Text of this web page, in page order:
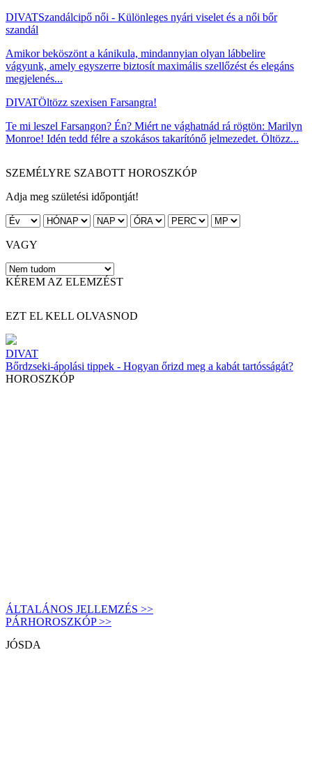
DIVATSzandálcipő női - Különleges nyári viselet és a női bőr
szandál
Amikor beköszönt a kánikula, mindannyian olyan lábbelire
vágyunk, amely egyszerre biztosít maximális szellőzést és elegáns
megjelenés...
DIVATÖltözz szexisen Farsangra!
Te mi leszel Farsangon? Én? Miért ne vághatnád rá rögtön: Marilyn
Monroe! Idén tedd félre a szokásos takarítónő jelmezedet. Öltözz...
SZEMÉLYRE SZABOTT HOROSZKÓP
Adja meg születési időpontját!
VAGY
KÉREM AZ ELEMZÉST
EZT EL KELL OLVASNOD
DIVAT
Bőrdzseki-ápolási tippek - Hogyan őrizd meg a kabát tartósságát?
HOROSZKÓP
ÁLTALÁNOS JELLEMZÉS >>
PÁRHOROSZKÓP >>
JÓSDA